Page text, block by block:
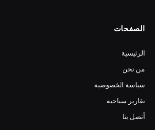
الصفحات
الرئيسية
من نحن
سياسة الخصوصية
تقارير سياحية
أتصل بنا